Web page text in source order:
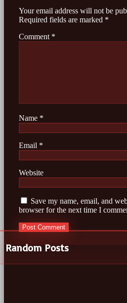
Your email address will not be
Required fields are marked *
Comment *
Name *
Email *
Website
Save my name, email, and
browser for the next time I
Random Posts